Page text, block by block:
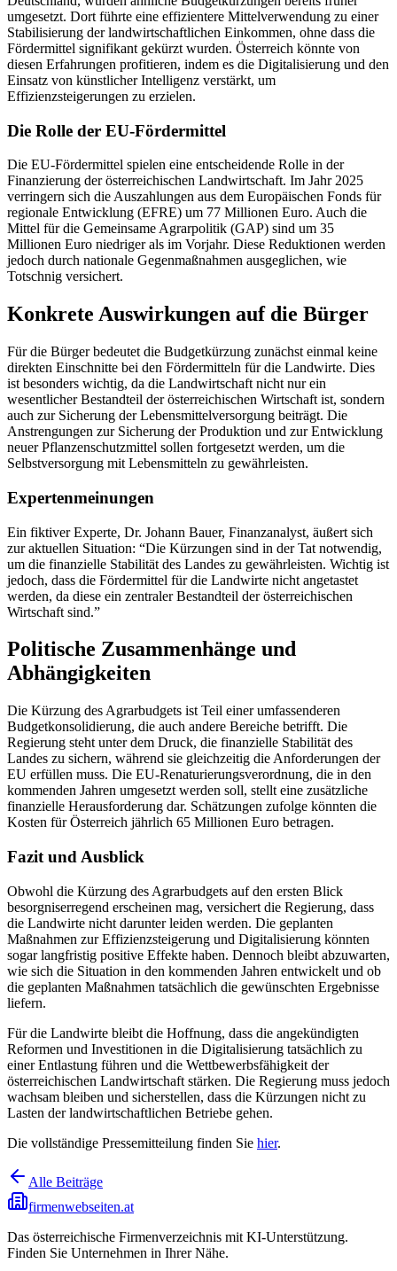
umgesetzt. Dort führte eine effizientere Mittelverwendung zu einer
Stabilisierung der landwirtschaftlichen Einkommen, ohne dass die
Fördermittel signifikant gekürzt wurden. Österreich könnte von
diesen Erfahrungen profitieren, indem es die Digitalisierung und den
Einsatz von künstlicher Intelligenz verstärkt, um
Effizienzsteigerungen zu erzielen.
Die Rolle der EU-Fördermittel
Die EU-Fördermittel spielen eine entscheidende Rolle in der
Finanzierung der österreichischen Landwirtschaft. Im Jahr 2025
verringern sich die Auszahlungen aus dem Europäischen Fonds für
regionale Entwicklung (EFRE) um 77 Millionen Euro. Auch die
Mittel für die Gemeinsame Agrarpolitik (GAP) sind um 35
Millionen Euro niedriger als im Vorjahr. Diese Reduktionen werden
jedoch durch nationale Gegenmaßnahmen ausgeglichen, wie
Totschnig versichert.
Konkrete Auswirkungen auf die Bürger
Für die Bürger bedeutet die Budgetkürzung zunächst einmal keine
direkten Einschnitte bei den Fördermitteln für die Landwirte. Dies
ist besonders wichtig, da die Landwirtschaft nicht nur ein
wesentlicher Bestandteil der österreichischen Wirtschaft ist, sondern
auch zur Sicherung der Lebensmittelversorgung beiträgt. Die
Anstrengungen zur Sicherung der Produktion und zur Entwicklung
neuer Pflanzenschutzmittel sollen fortgesetzt werden, um die
Selbstversorgung mit Lebensmitteln zu gewährleisten.
Expertenmeinungen
Ein fiktiver Experte, Dr. Johann Bauer, Finanzanalyst, äußert sich
zur aktuellen Situation: “Die Kürzungen sind in der Tat notwendig,
um die finanzielle Stabilität des Landes zu gewährleisten. Wichtig ist
jedoch, dass die Fördermittel für die Landwirte nicht angetastet
werden, da diese ein zentraler Bestandteil der österreichischen
Wirtschaft sind.”
Politische Zusammenhänge und
Abhängigkeiten
Die Kürzung des Agrarbudgets ist Teil einer umfassenderen
Budgetkonsolidierung, die auch andere Bereiche betrifft. Die
Regierung steht unter dem Druck, die finanzielle Stabilität des
Landes zu sichern, während sie gleichzeitig die Anforderungen der
EU erfüllen muss. Die EU-Renaturierungsverordnung, die in den
kommenden Jahren umgesetzt werden soll, stellt eine zusätzliche
finanzielle Herausforderung dar. Schätzungen zufolge könnten die
Kosten für Österreich jährlich 65 Millionen Euro betragen.
Fazit und Ausblick
Obwohl die Kürzung des Agrarbudgets auf den ersten Blick
besorgniserregend erscheinen mag, versichert die Regierung, dass
die Landwirte nicht darunter leiden werden. Die geplanten
Maßnahmen zur Effizienzsteigerung und Digitalisierung könnten
sogar langfristig positive Effekte haben. Dennoch bleibt abzuwarten,
wie sich die Situation in den kommenden Jahren entwickelt und ob
die geplanten Maßnahmen tatsächlich die gewünschten Ergebnisse
liefern.
Für die Landwirte bleibt die Hoffnung, dass die angekündigten
Reformen und Investitionen in die Digitalisierung tatsächlich zu
einer Entlastung führen und die Wettbewerbsfähigkeit der
österreichischen Landwirtschaft stärken. Die Regierung muss jedoch
wachsam bleiben und sicherstellen, dass die Kürzungen nicht zu
Lasten der landwirtschaftlichen Betriebe gehen.
Die vollständige Pressemitteilung finden Sie hier.
Alle Beiträge
firmenwebseiten.at
Das österreichische Firmenverzeichnis mit KI-Unterstützung.
Finden Sie Unternehmen in Ihrer Nähe.